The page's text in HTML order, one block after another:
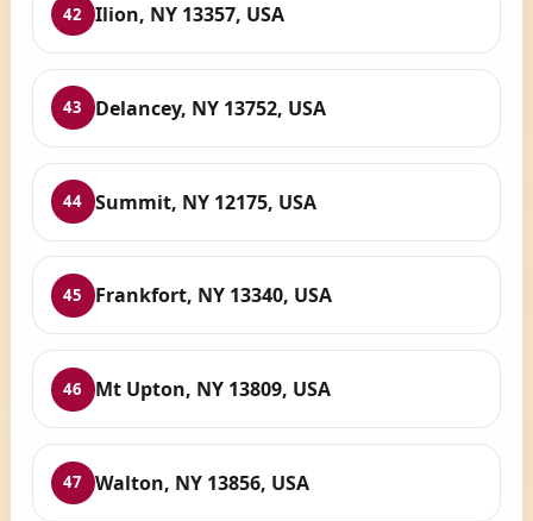
42 Ilion, NY 13357, USA
43 Delancey, NY 13752, USA
44 Summit, NY 12175, USA
45 Frankfort, NY 13340, USA
46 Mt Upton, NY 13809, USA
47 Walton, NY 13856, USA